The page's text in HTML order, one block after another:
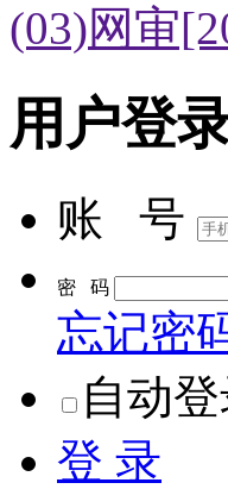
(03)网审
用户登
账 号
密 码
忘记密
自动
登 录